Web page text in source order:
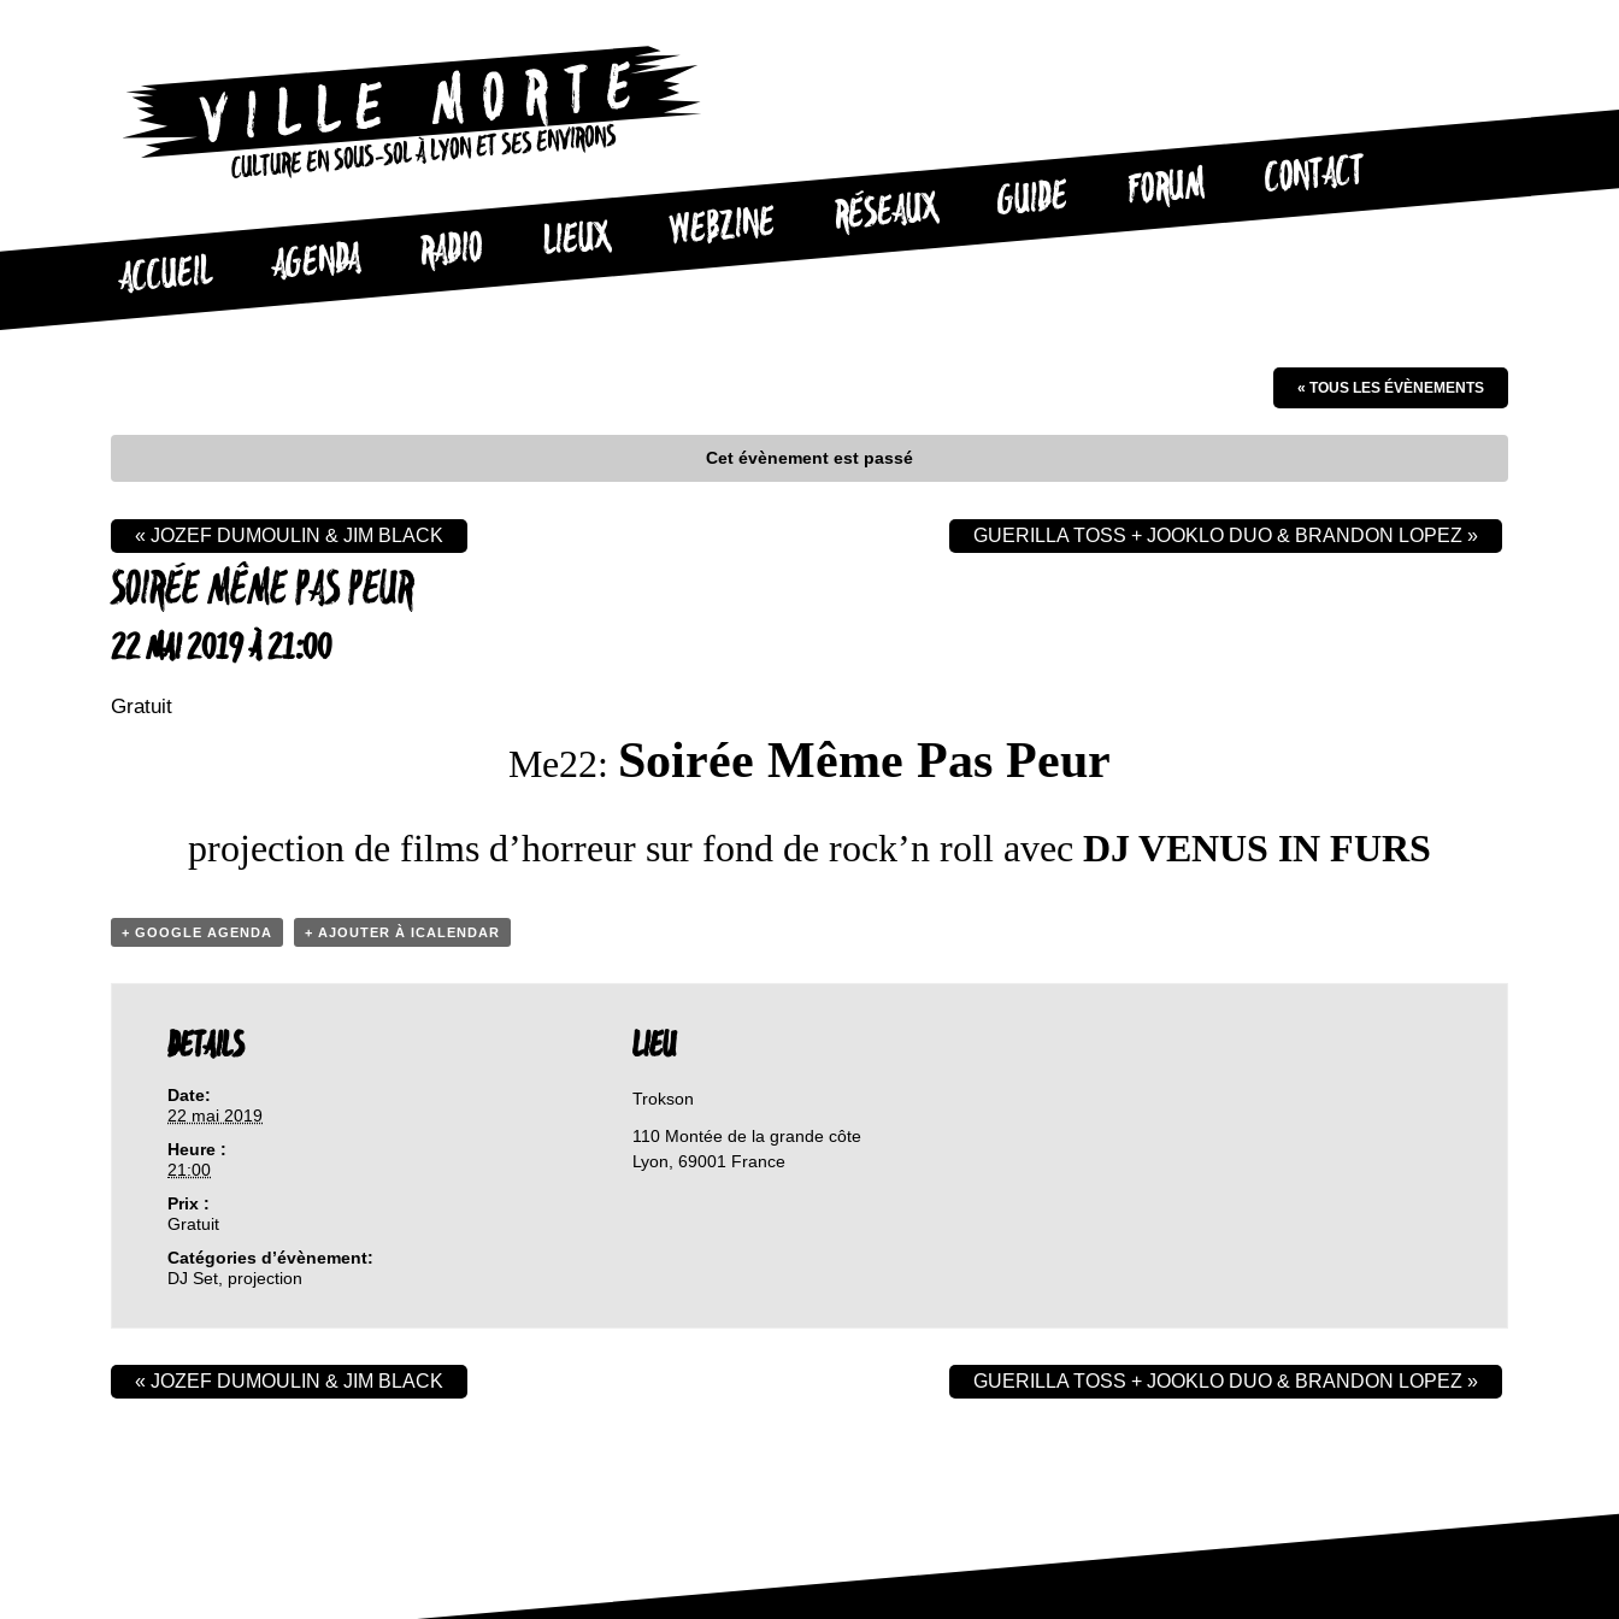
CULTURE EN SOUS-SOL À LYON ET SES ENVIRONS
ACCUEIL AGENDA RADIO LIEUX WEBZINE RÉSEAUX GUIDE FORUM CONTACT
« TOUS LES ÉVÈNEMENTS
Cet évènement est passé
SOIRÉE MÊME PAS PEUR
22 MAI 2019 À 21:00
Gratuit
« JOZEF DUMOULIN & JIM BLACK GUERILLA TOSS + JOOKLO DUO & BRANDON LOPEZ »
Me22: Soirée Même Pas Peur
projection de films d’horreur sur fond de rock’n roll avec DJ VENUS IN FURS
+ GOOGLE AGENDA + AJOUTER À ICALENDAR
DETAILS
Date:
22 mai 2019
Heure :
21:00
Prix :
Gratuit
Catégories d’évènement:
DJ Set projection
LIEU
Trokson
110 Montée de la grande côte
Lyon 69001 France
« JOZEF DUMOULIN & JIM BLACK GUERILLA TOSS + JOOKLO DUO & BRANDON LOPEZ »